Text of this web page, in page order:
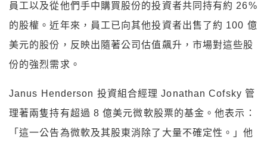
員工以及從他們手中購買股份的投資者共同持有約 26%
的股權。近年來，員工已向其他投資者出售了約 100 億
美元的股份，反映出隨著公司估值飆升，市場對這些股
份的強烈需求。
Janus Henderson 投資組合經理 Jonathan Cofsky 管
理著兩隻持有超過 8 億美元微軟股票的基金。他表示：
「這一公告為微軟及其股東消除了大量不確定性。」他